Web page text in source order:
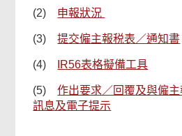
(2) 申報狀況
(3)提交僱主報税表／通知書
(4) IR56表格擬備工具
(5)作出要求／回覆及與僱
訊息及電子提示